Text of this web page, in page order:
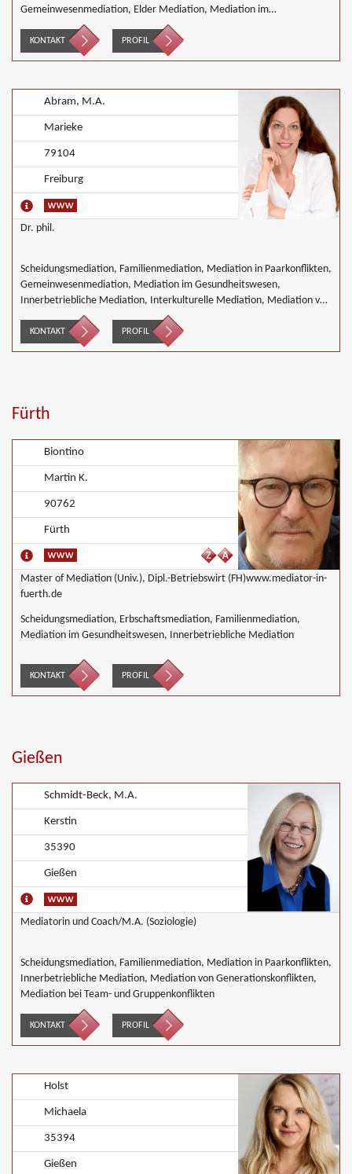
Gemeinwesenmediation, Elder Mediation, Mediation im
Gesundheitswesen, Innerbetriebliche Mediation, Mediation im
öffentlichen Bereich, Mediation bei Team- und Gruppenkonflikten,
Nachbarschaftsmediation, Schulmediation, Wirtschaftsmediation
KONTAKT PROFIL
Abram, M.A.
Marieke
79104
Freiburg
Dr. phil.
Scheidungsmediation, Familienmediation, Mediation in Paarkonflikten,
Gemeinwesenmediation, Mediation im Gesundheitswesen,
Innerbetriebliche Mediation, Interkulturelle Mediation, Mediation von
Generationskonflikten, Mediation bei Team- und Gruppenkonflikten,
Mediation von Unternehmensnachfolgen, Nachbarschaftsmediation,
Wirtschaftsmediation
KONTAKT PROFIL
Fürth
Biontino
Martin K.
90762
Fürth
Master of Mediation (Univ.), Dipl.-Betriebswirt (FH)www.mediator-in-
fuerth.de
Scheidungsmediation, Erbschaftsmediation, Familienmediation,
Mediation im Gesundheitswesen, Innerbetriebliche Mediation
KONTAKT PROFIL
Gießen
Schmidt-Beck, M.A.
Kerstin
35390
Gießen
Mediatorin und Coach/M.A. (Soziologie)
Scheidungsmediation, Familienmediation, Mediation in Paarkonflikten,
Innerbetriebliche Mediation, Mediation von Generationskonflikten,
Mediation bei Team- und Gruppenkonflikten
KONTAKT PROFIL
Holst
Michaela
35394
Gießen